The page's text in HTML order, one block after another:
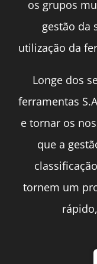
os grupos
gestão da
utilização da
Longe dos
ferramentas
e tornar os
que a
tornem um